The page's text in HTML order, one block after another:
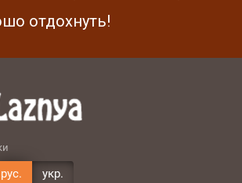
отдохнуть!
рус. укр.